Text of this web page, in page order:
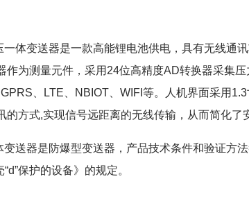
体变送器是一款高能锂电池供电，具有无线
作为测量元件，采用24位高精度AD转换器采集
、LTE、NBIOT、WIFI等。人机界面采用
方式,实现信号远距离的无线传输，从而简化了
送器是防爆型变送器，产品技术条件和验证方
保护的设备》的规定。